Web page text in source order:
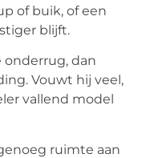
of buik, of een
blijft.
onderrug, dan
Vouwt hij veel,
vallend model
ruimte aan